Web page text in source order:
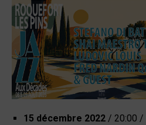
15 décembre 2022 / 20:00 /